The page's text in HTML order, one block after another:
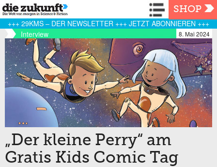
Navigation
SHOP
+++ 29KMS – DER NEWSLETTER +++ JETZT ABONNIEREN +++
Interview
8. Mai 2024
„Der kleine Perry“ am
Gratis Kids Comic Tag